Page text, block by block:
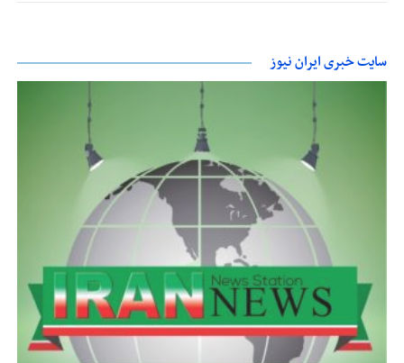
سایت خبری ایران نیوز